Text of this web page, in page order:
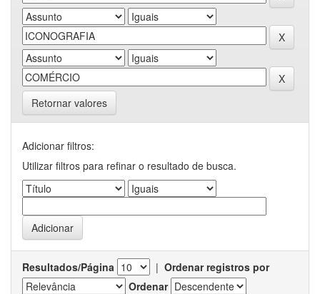
Retornar valores
Adicionar filtros:
Utilizar filtros para refinar o resultado de busca.
Resultados/Página | Ordenar registros por
Ordenar